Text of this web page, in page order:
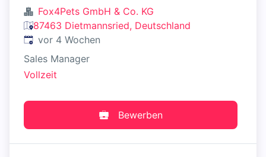
Fox4Pets GmbH & Co. KG
87463 Dietmannsried, Deutschland
Veröffentlicht:
vor 4 Wochen
Sales Manager
Vollzeit
Bewerben